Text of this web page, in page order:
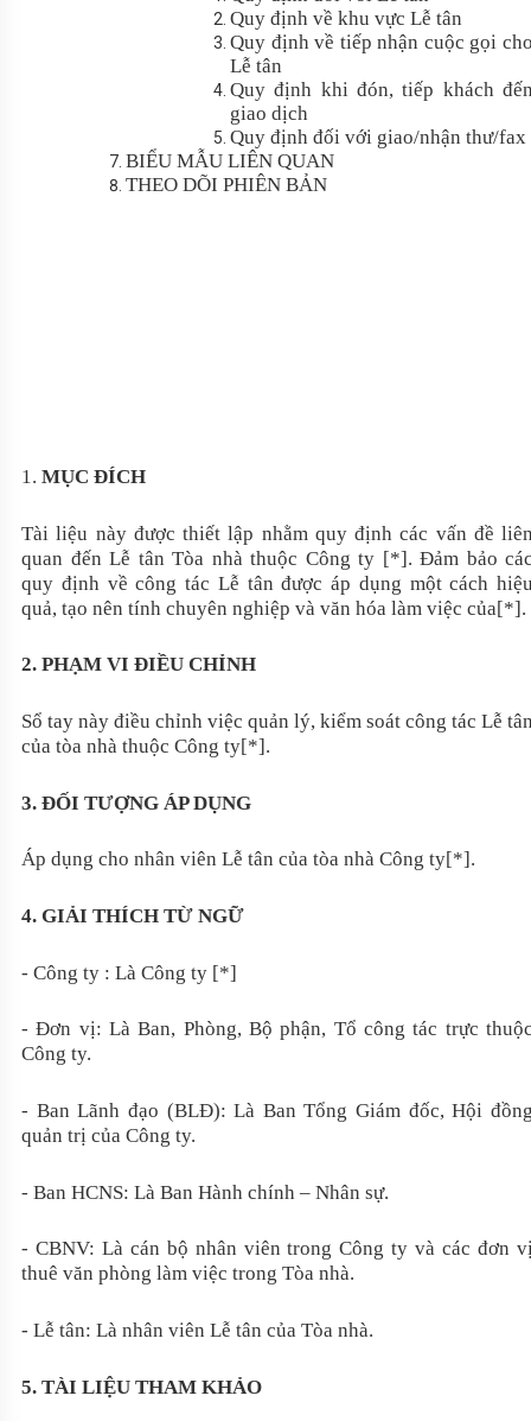
Quy định về khu vực Lễ tân
Quy định về tiếp nhận cuộc gọi
Lễ tân
Quy định khi đón, tiếp khách
giao dịch
Quy định đối với giao/nhận thư/fax
BIỂU MẪU LIÊN QUAN
THEO DÕI PHIÊN BẢN
1. MỤC ĐÍCH
Tài liệu này được thiết lập nhằm quy định các vấn đề
quan đến Lễ tân Tòa nhà thuộc Công ty [*]. Đảm bảo
quy định về công tác Lễ tân được áp dụng một cách
quả, tạo nên tính chuyên nghiệp và văn hóa làm việc của[*].
2. PHẠM VI ĐIỀU CHỈNH
Sổ tay này điều chỉnh việc quản lý, kiểm soát công tác Lễ
của tòa nhà thuộc Công ty[*].
3. ĐỐI TƯỢNG ÁP DỤNG
Áp dụng cho nhân viên Lễ tân của tòa nhà Công ty[*].
4. GIẢI THÍCH TỪ NGỮ
- Công ty : Là Công ty [*]
- Đơn vị: Là Ban, Phòng, Bộ phận, Tổ công tác trực
Công ty.
- Ban Lãnh đạo (BLĐ): Là Ban Tổng Giám đốc, Hội
quản trị của Công ty.
- Ban HCNS: Là Ban Hành chính – Nhân sự.
- CBNV: Là cán bộ nhân viên trong Công ty và các đơn
thuê văn phòng làm việc trong Tòa nhà.
- Lễ tân: Là nhân viên Lễ tân của Tòa nhà.
5. TÀI LIỆU THAM KHẢO